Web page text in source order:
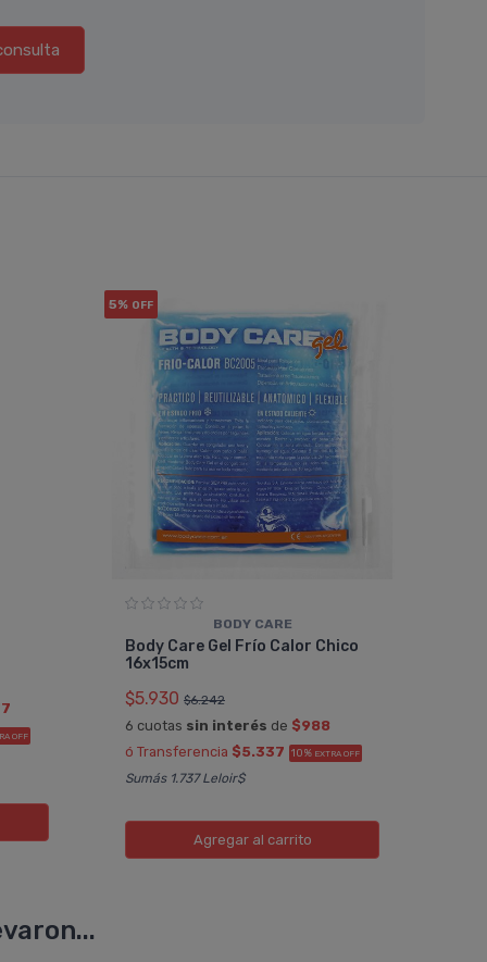
OFF
5% OFF
BODY CARE
Body Care Gel Frí­o Calor Chico
16x15cm
$5.930 $6.242
6 cuotas sin interés de $988
ó Transferencia $5.337 10% EXTRA OFF
Sumás 1.737 Leloir$
Agregaral carrito